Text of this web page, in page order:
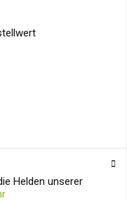
Helden unserer